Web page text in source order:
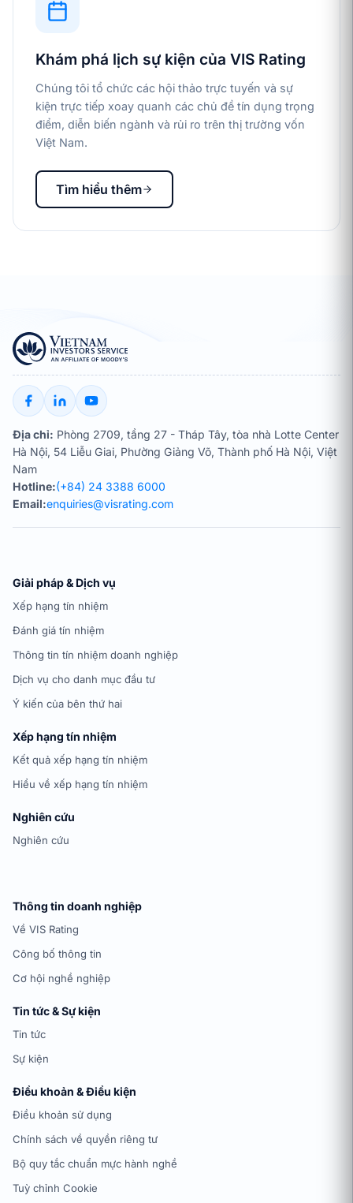
Khám phá lịch sự kiện của VIS Rating
Chúng tôi tổ chức các hội thảo trực tuyến và sự
kiện trực tiếp xoay quanh các chủ đề tín dụng trọng
điểm, diễn biến ngành và rủi ro trên thị trường vốn
Việt Nam.
Tìm hiểu thêm
Địa chỉ: Phòng 2709, tầng 27 - Tháp Tây, tòa nhà Lotte Center
Hà Nội, 54 Liễu Giai, Phường Giảng Võ, Thành phố Hà Nội, Việt
Nam
Hotline:(+84) 24 3388 6000
Email:enquiries@visrating.com
Giải pháp & Dịch vụ
Xếp hạng tín nhiệm
Đánh giá tín nhiệm
Thông tin tín nhiệm doanh nghiệp
Dịch vụ cho danh mục đầu tư
Ý kiến của bên thứ hai
Xếp hạng tín nhiệm
Kết quả xếp hạng tín nhiệm
Hiểu về xếp hạng tín nhiệm
Nghiên cứu
Nghiên cứu
Thông tin doanh nghiệp
Về VIS Rating
Công bố thông tin
Cơ hội nghề nghiệp
Tin tức & Sự kiện
Tin tức
Sự kiện
Điều khoản & Điều kiện
Điều khoản sử dụng
Chính sách về quyền riêng tư
Bộ quy tắc chuẩn mực hành nghề
Tuỳ chỉnh Cookie